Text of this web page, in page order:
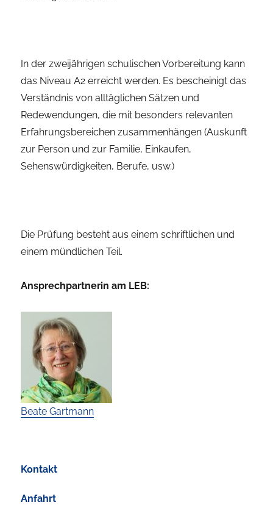
In der zweijährigen schulischen Vorbereitung kann
das Niveau A2 erreicht werden. Es bescheinigt das
Verständnis von alltäglichen Sätzen und
Redewendungen, die mit besonders relevanten
Erfahrungsbereichen zusammenhängen (Auskunft
zur Person und zur Familie, Einkaufen,
Sehenswürdigkeiten, Berufe, usw.)
Die Prüfung besteht aus einem schriftlichen und
einem mündlichen Teil.
Ansprechpartnerin am LEB:
Beate Gartmann
Kontakt
Anfahrt